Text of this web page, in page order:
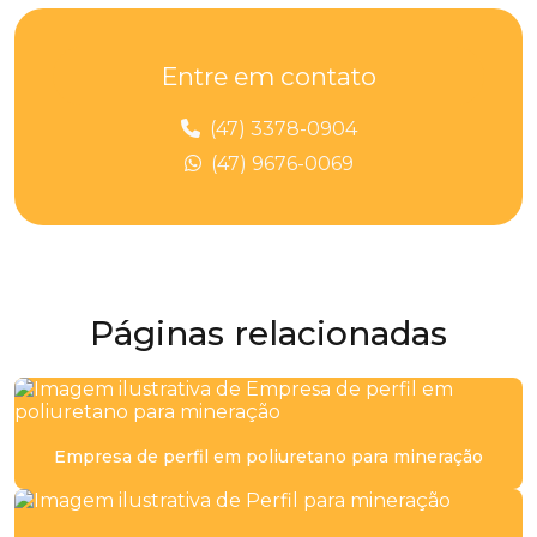
Chapa de poliuretano 10mm
Chapas de poliuretano
Distribuidor poliuretano
Distribuidora de placa de poliuretano
Empresa de chapa de poliuretano
Entre em contato
(47) 3378-0904
(47) 9676-0069
Páginas relacionadas
Empresa de perfil em poliuretano para mineração